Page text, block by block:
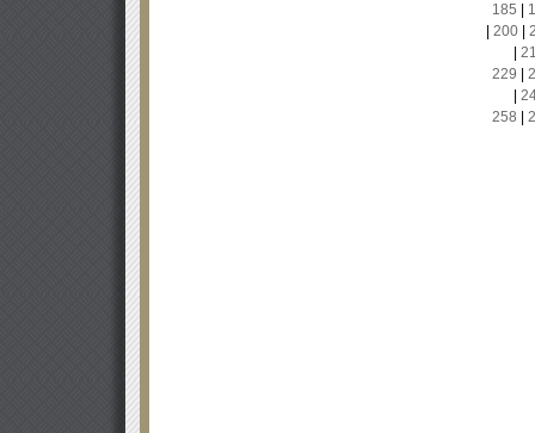
185
200|
229
258